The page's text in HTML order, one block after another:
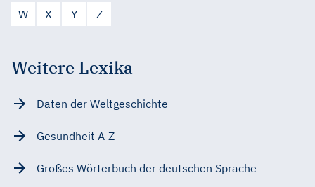
W
X Y Z
Weitere Lexika
Daten der Weltgeschichte
Gesundheit A-Z
Großes Wörterbuch der deutschen Sprache